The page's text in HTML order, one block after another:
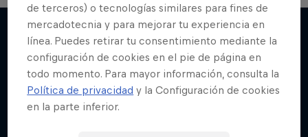
Películas y Shows
20 Años de Rimas
Red Bull Batalla
BATALLAS DE RAP
de terceros) o tecnologías similares para fines de
mercadotecnia y para mejorar tu experiencia en
línea. Puedes retirar tu consentimiento mediante la
configuración de cookies en el pie de página en
todo momento. Para mayor información, consulta la
Política de privacidad y la Configuración de cookies
en la parte inferior.